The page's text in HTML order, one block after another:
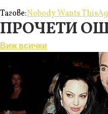
Тагове:Nobody Wants This
ПРОЧЕТИ
Виж всички